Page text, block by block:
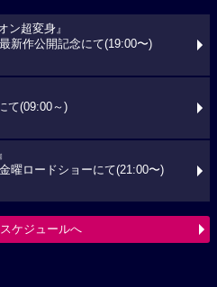
ン超変身』
新作公開記念にて(19:00〜)
て(09:00～)
曜ロードショーにて(21:00〜)
ケジュールへ